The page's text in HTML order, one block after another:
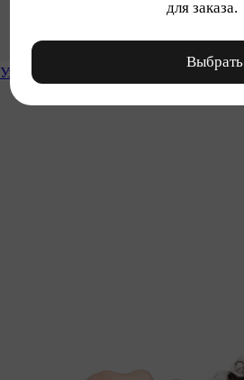
Уход
для заказа.
Выбрать